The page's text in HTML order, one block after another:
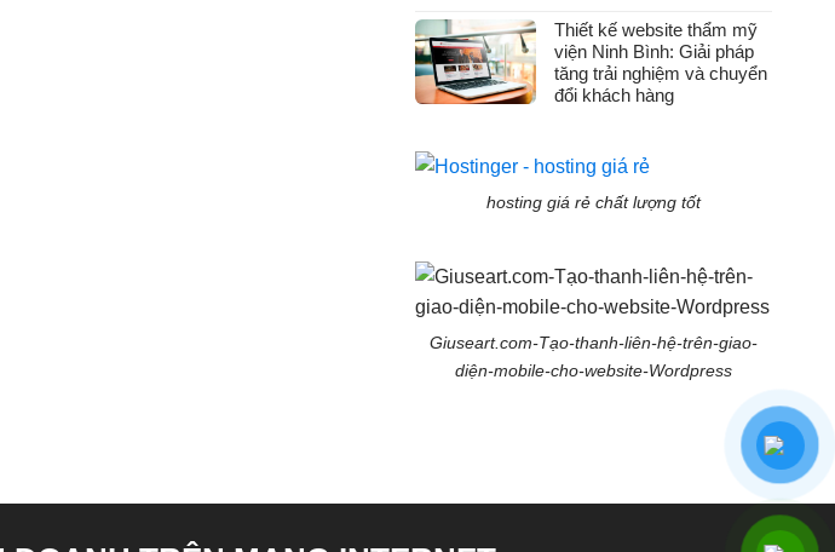
Thiết kế website thẩm mỹ
viện Ninh Bình: Giải pháp
tăng trải nghiệm và chuyển
đổi khách hàng
hosting giá rẻ chất lượng tốt
Giuseart.com-Tạo-thanh-liên-hệ-trên-giao-
diện-mobile-cho-website-Wordpress